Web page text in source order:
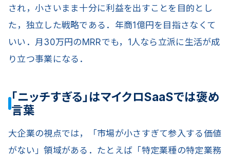
され，小さいまま十分に利益を出すことを目的とし
た，独立した戦略である．年商1億円を目指さなくて
いい．月30万円のMRRでも，1人なら立派に生活が成
り立つ事業になる．
「ニッチすぎる」はマイクロSaaSでは褒め
言葉
大企業の視点では，「市場が小さすぎて参入する価値
がない」領域がある．たとえば「特定業種の特定業務